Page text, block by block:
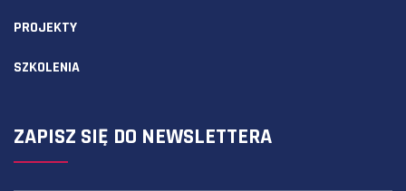
PROJEKTY
SZKOLENIA
ZAPISZ SIĘ DO NEWSLETTERA